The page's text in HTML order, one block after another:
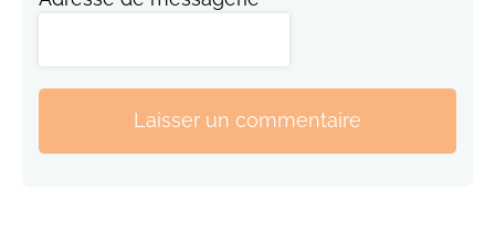
Laisser un commentaire